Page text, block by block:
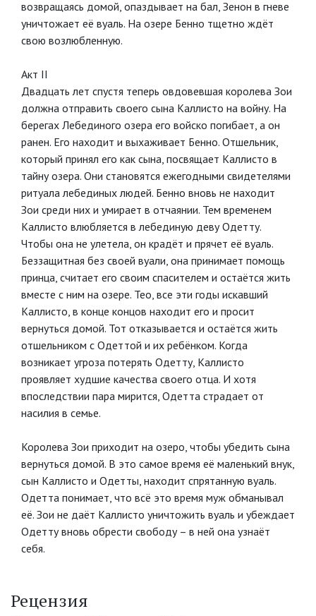
возвращаясь домой, опаздывает на бал, Зенон в гневе
уничтожает её вуаль. На озере Бенно тщетно ждёт
свою возлюбленную.
Акт II
Двадцать лет спустя теперь овдовевшая королева Зои
должна отправить своего сына Каллисто на войну. На
берегах Лебединого озера его войско погибает, а он
ранен. Его находит и выхаживает Бенно. Отшельник,
который принял его как сына, посвящает Каллисто в
тайну озера. Они становятся ежегодными свидетелями
ритуала лебединых людей. Бенно вновь не находит
Зои среди них и умирает в отчаянии. Тем временем
Каллисто влюбляется в лебединую деву Одетту.
Чтобы она не улетела, он крадёт и прячет её вуаль.
Беззащитная без своей вуали, она принимает помощь
принца, считает его своим спасителем и остаётся жить
вместе с ним на озере. Тео, все эти годы искавший
Каллисто, в конце концов находит его и просит
вернуться домой. Тот отказывается и остаётся жить
отшельником с Одеттой и их ребёнком. Когда
возникает угроза потерять Одетту, Каллисто
проявляет худшие качества своего отца. И хотя
впоследствии пара мирится, Одетта страдает от
насилия в семье.
Королева Зои приходит на озеро, чтобы убедить сына
вернуться домой. В это самое время её маленький внук,
сын Каллисто и Одетты, находит спрятанную вуаль.
Одетта понимает, что всё это время муж обманывал
её. Зои не даёт Каллисто уничтожить вуаль и убеждает
Одетту вновь обрести свободу – в ней она узнаёт
себя.
Рецензия